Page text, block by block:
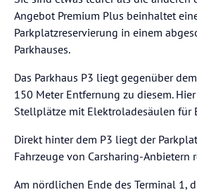
Angebot Premium Plus beinhaltet
Parkplatzreservierung in einem
Parkhauses.
Das Parkhaus P3 liegt gegenüber
150 Meter Entfernung zu diesem.
Stellplätze mit Elektroladesäulen für
Direkt hinter dem P3 liegt der
Fahrzeuge von Carsharing-Anbietern
Am nördlichen Ende des Terminal 1,